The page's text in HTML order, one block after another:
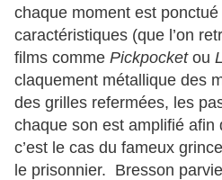
chaque moment est
caractéristiques (que l’on
films comme Pickpocketou
claquement métallique des
des grilles refermées, les
chaque son est amplifié afin
c’est le cas du fameux
le prisonnier. Bresson